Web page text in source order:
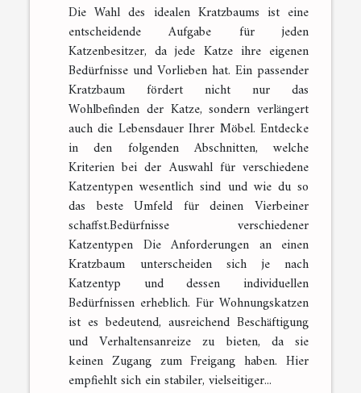
Die Wahl des idealen Kratzbaums ist eine
entscheidende Aufgabe für jeden
Katzenbesitzer, da jede Katze ihre eigenen
Bedürfnisse und Vorlieben hat. Ein passender
Kratzbaum fördert nicht nur das
Wohlbefinden der Katze, sondern verlängert
auch die Lebensdauer Ihrer Möbel. Entdecke
in den folgenden Abschnitten, welche
Kriterien bei der Auswahl für verschiedene
Katzentypen wesentlich sind und wie du so
das beste Umfeld für deinen Vierbeiner
schaffst.Bedürfnisse verschiedener
Katzentypen Die Anforderungen an einen
Kratzbaum unterscheiden sich je nach
Katzentyp und dessen individuellen
Bedürfnissen erheblich. Für Wohnungskatzen
ist es bedeutend, ausreichend Beschäftigung
und Verhaltensanreize zu bieten, da sie
keinen Zugang zum Freigang haben. Hier
empfiehlt sich ein stabiler, vielseitiger...